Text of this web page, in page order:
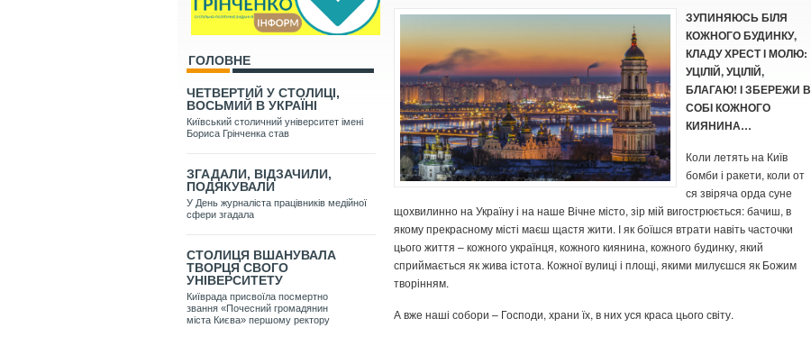
ГОЛОВНЕ
ЧЕТВЕРТИЙ У СТОЛИЦІ,
ВОСЬМИЙ В УКРАЇНІ
Київський столичний університет імені
Бориса Грінченка став
ЗГАДАЛИ, ВІДЗАЧИЛИ,
ПОДЯКУВАЛИ
У День журналіста працівників медійної
сфери згадала
СТОЛИЦЯ ВШАНУВАЛА
ТВОРЦЯ СВОГО
УНІВЕРСИТЕТУ
Київрада присвоїла посмертно
звання «Почесний громадянин
міста Києва» першому ректору
ЗУПИНЯЮСЬ БІЛЯ
КОЖНОГО БУДИНКУ,
КЛАДУ ХРЕСТ І МОЛЮ:
УЦІЛІЙ, УЦІЛІЙ,
БЛАГАЮ! І ЗБЕРЕЖИ В
СОБІ КОЖНОГО
КИЯНИНА…
Коли летять на Київ
бомби і ракети, коли от
ся звіряча орда суне
щохвилинно на Україну і на наше Вічне місто, зір мій вигострюється: бачиш, в
якому прекрасному місті маєш щастя жити. І як боїшся втрати навіть часточки
цього життя – кожного українця, кожного киянина, кожного будинку, який
сприймається як жива істота. Кожної вулиці і площі, якими милуєшся як Божим
творінням.
А вже наші собори – Господи, храни їх, в них уся краса цього світу.